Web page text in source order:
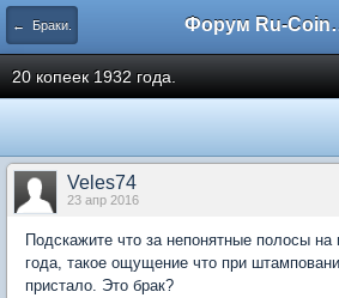
← Браки.
20 копеек 1932 года.
Veles74
23 апр 2016
Подскажите что за непонятные полосы на
года, такое ощущение что при
пристало. Это брак?